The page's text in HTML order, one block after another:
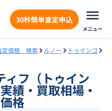
30秒簡単査定申込
メニュー
定価格 検索 ルノー
トゥインゴ
ィフ（トゥイン
績・買取相場・
格